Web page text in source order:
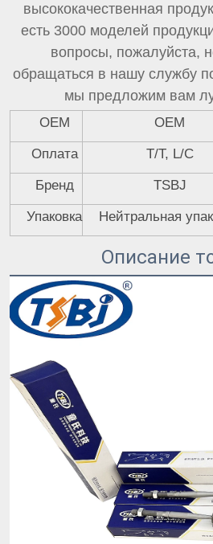
высококачественная
есть 3000 моделей
вопросы, пожалуйста,
обращаться в нашу службу
мы предложим вам
OEM OEM
Оплата T/T, L/C
Бренд TSBJ
Упаковка Нейтральная
Описание